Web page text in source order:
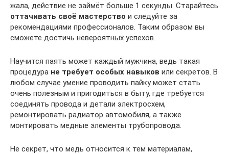
жала, действие не займёт больше 1 секунды. Старайтесь
оттачивать своё мастерство и следуйте за
рекомендациями профессионалов. Таким образом вы
сможете достичь невероятных успехов.
Научится паять может каждый мужчина, ведь такая
процедура не требует особых навыков или секретов. В
любом случае умение проводить пайку может стать
очень полезным и пригодиться в быту, где требуется
соединять провода и детали электросхем,
ремонтировать радиатор автомобиля, а также
монтировать медные элементы трубопровода.
Не секрет, что медь относится к тем материалам,